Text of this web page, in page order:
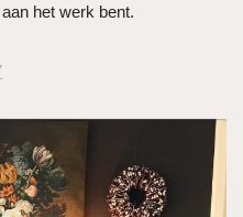
het werk bent.